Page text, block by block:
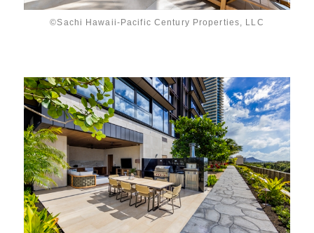
©Sachi Hawaii-Pacific Century Properties, LLC